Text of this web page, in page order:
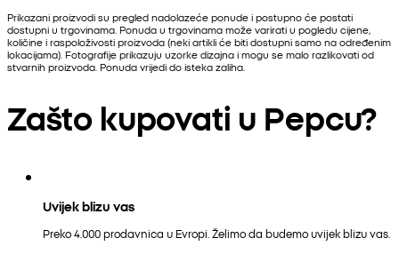
Prikazani proizvodi su pregled nadolazeće ponude i postupno će postati
dostupni u trgovinama. Ponuda u trgovinama može varirati u pogledu cijene,
količine i raspoloživosti proizvoda (neki artikli će biti dostupni samo na određenim
lokacijama). Fotografije prikazuju uzorke dizajna i mogu se malo razlikovati od
stvarnih proizvoda. Ponuda vrijedi do isteka zaliha.
Zašto kupovati u Pepcu?
Uvijek blizu vas
Preko 4.000 prodavnica u Evropi. Želimo da budemo uvijek blizu vas.